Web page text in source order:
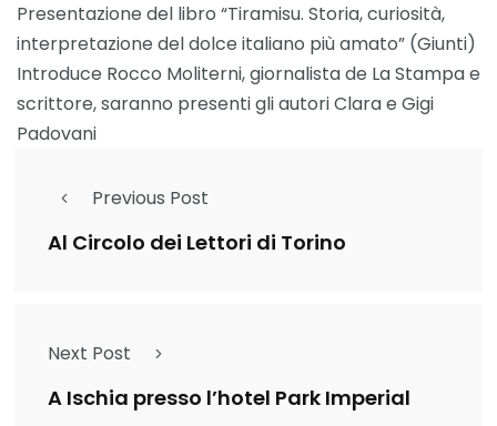
Presentazione del libro “Tiramisu. Storia, curiosità,
interpretazione del dolce italiano più amato” (Giunti)
Introduce Rocco Moliterni, giornalista de La Stampa e
scrittore, saranno presenti gli autori Clara e Gigi
Padovani
Previous Post
Al Circolo dei Lettori di Torino
Next Post
A Ischia presso l’hotel Park Imperial